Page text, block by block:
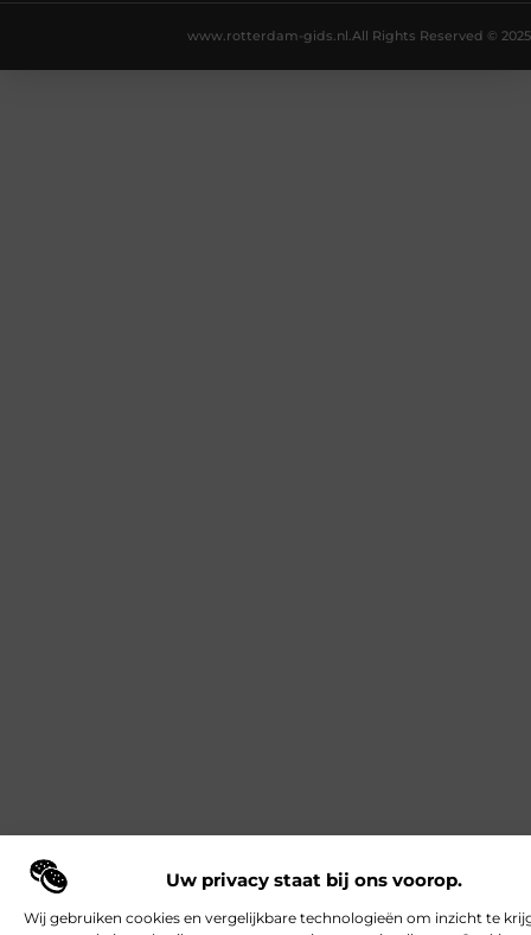
Uw privacy staat bij ons voorop.
Wij gebruiken cookies en vergelijkbare technologieën om inzicht te
All Rights Reserved © 2025
www.rotterdam-gids.nl.